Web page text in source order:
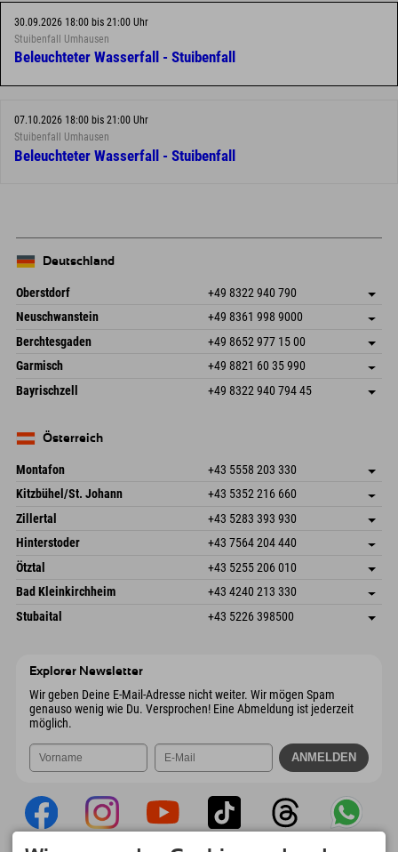
30.09.2026 18:00 bis 21:00 Uhr
Stuibenfall Umhausen
Beleuchteter Wasserfall - Stuibenfall
07.10.2026 18:00 bis 21:00 Uhr
Stuibenfall Umhausen
Beleuchteter Wasserfall - Stuibenfall
Deutschland
Oberstdorf +49 8322 940 790
An der Breitach 3
Deutschland
Adresse speichern
Buchen
Neuschwanstein +49 8361 998 9000
An der Riese 45
87484 Nesselwang im Allgäu
Deutschland
Adresse speichern
Buchen
Berchtesgaden +49 8652 977 15 00
Hofreitstr. 7
Deutschland
Adresse speichern
Buchen
Garmisch +49 8821 60 35 990
Frickenstraße 22
82490 Farchant
Adresse speichern
Bayrischzell +49 8322 940 794 45
Deutschland
Österreich
Montafon +43 5558 203 330
Dorfstr. 127b
6793 Gaschurn/Montafon
Österreich
Adresse speichern
Buchen
Kitzbühel/St. Johann +43 5352 216 660
Speckbacherstraße 87
Österreich
Adresse speichern
Buchen
Zillertal +43 5283 393 930
Schmiedau 2
Österreich
Adresse speichern
Buchen
Hinterstoder +43 7564 204 440
Freizeitpark 10
Österreich
Adresse speichern
Buchen
Ötztal +43 5255 206 010
Gscheat 14
Österreich
Adresse speichern
Buchen
Bad Kleinkirchheim +43 4240 213 330
Dorfstraße 24
Adresse speichern
Stubaital +43 5226 398500
Explorer Newsletter
Wir geben Deine E-Mail-Adresse nicht weiter. Wir mögen Spam
genauso wenig wie Du. Versprochen! Eine Abmeldung ist jederzeit
möglich.